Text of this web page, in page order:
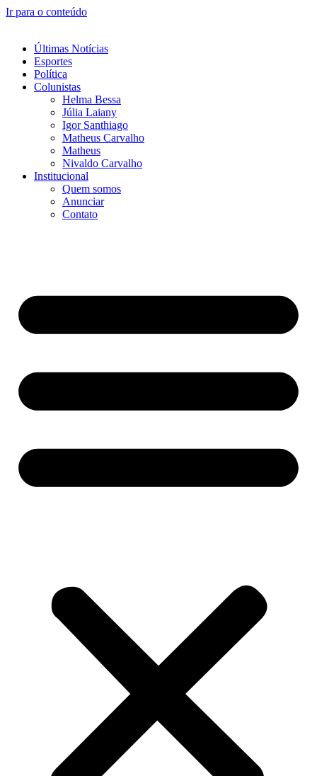
Ir para o conteúdo
Últimas Notícias
Esportes
Política
Colunistas
Helma Bessa
Júlia Laiany
Igor Santhiago
Matheus Carvalho
Matheus
Nivaldo Carvalho
Institucional
Quem somos
Anunciar
Contato